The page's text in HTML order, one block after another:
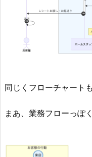
同じくフローチャート
まあ、業務フローっぽ